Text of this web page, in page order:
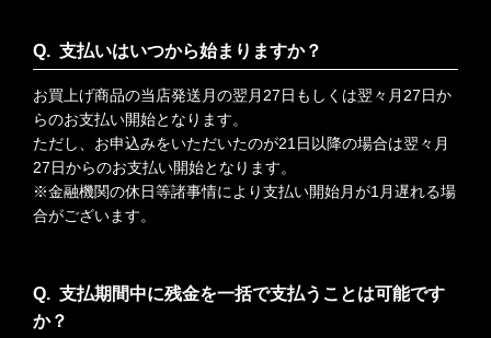
支払いはいつから始まりますか？
お買上げ商品の当店発送月の翌月27日もしくは翌々月27日か
らのお支払い開始となります。
ただし、お申込みをいただいたのが21日以降の場合は翌々月
27日からのお支払い開始となります。
※金融機関の休日等諸事情により支払い開始月が1月遅れる場
合がございます。
支払期間中に残金を一括で支払うことは可能です
か？